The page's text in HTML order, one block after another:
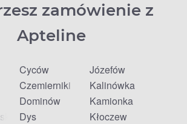
zamówienie z
Apteline
Cyców
Czemierniki
Dominów
Dys
Józefów
Kalinówka
Kamionka
Kłoczew